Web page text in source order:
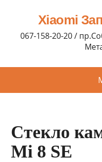
Xiaomi
067-158-20-20 /
Стекло
Mi 8 SE